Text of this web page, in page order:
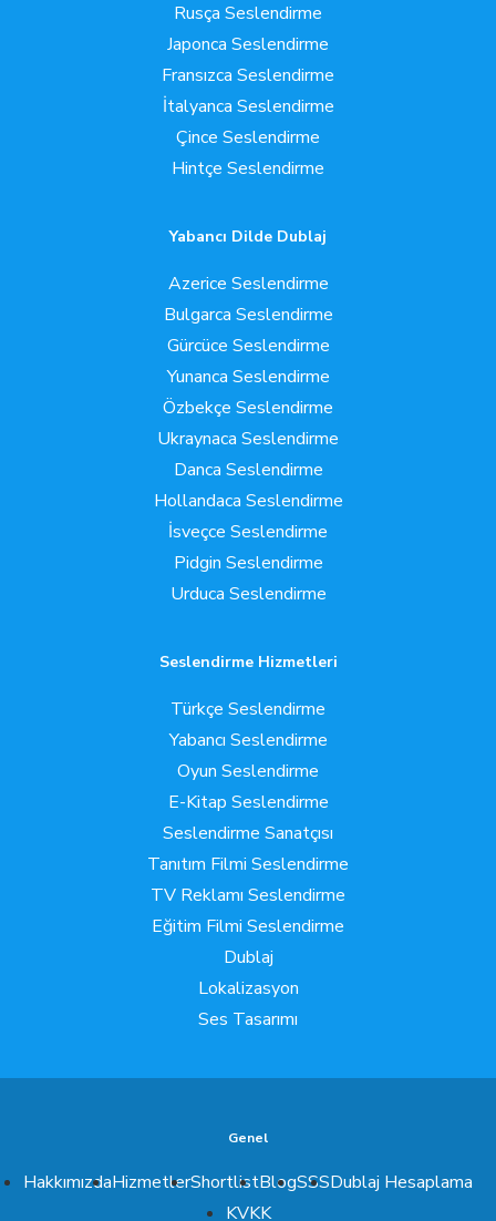
Rusça Seslendirme
Japonca Seslendirme
Fransızca Seslendirme
İtalyanca Seslendirme
Çince Seslendirme
Hintçe Seslendirme
Yabancı Dilde Dublaj
Azerice Seslendirme
Bulgarca Seslendirme
Gürcüce Seslendirme
Yunanca Seslendirme
Özbekçe Seslendirme
Ukraynaca Seslendirme
Danca Seslendirme
Hollandaca Seslendirme
İsveçce Seslendirme
Pidgin Seslendirme
Urduca Seslendirme
Seslendirme Hizmetleri
Türkçe Seslendirme
Yabancı Seslendirme
Oyun Seslendirme
E-Kitap Seslendirme
Seslendirme Sanatçısı
Tanıtım Filmi Seslendirme
TV Reklamı Seslendirme
Eğitim Filmi Seslendirme
Dublaj
Lokalizasyon
Ses Tasarımı
Genel
HakkımızdaHizmetlerShortlistBlogSSSDublaj Hesaplama
KVKK